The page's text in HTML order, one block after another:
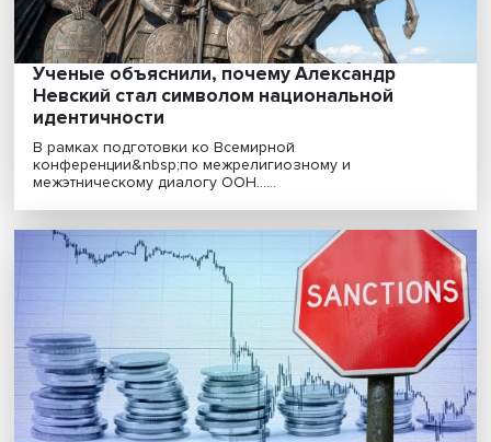
Интеллектуальная собственность: как
оградить стартапы от троллей и
подобраться к шифрам